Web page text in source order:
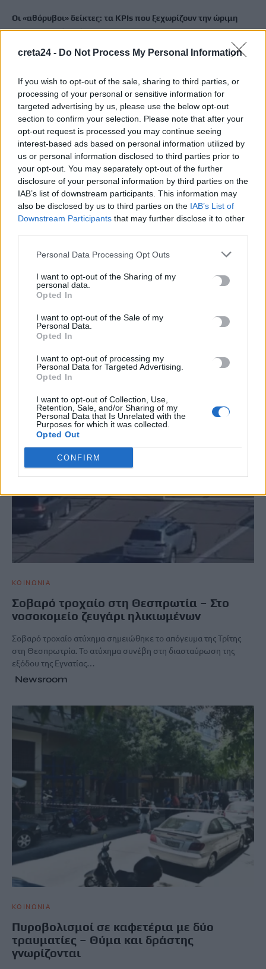
creta24 - Do Not Process My Personal Information
If you wish to opt-out of the sale, sharing to third parties, or
processing of your personal or sensitive information for
targeted advertising by us, please use the below opt-out
section to confirm your selection. Please note that after your
opt-out request is processed you may continue seeing
interest-based ads based on personal information utilized by
us or personal information disclosed to third parties prior to
your opt-out. You may separately opt-out of the further
disclosure of your personal information by third parties on the
IAB’s list of downstream participants. This information may
also be disclosed by us to third parties on the IAB’s List of
Downstream Participants that may further disclose it to other
Personal Data Processing Opt Outs
I want to opt-out of the Sharing of my
personal data.
Opted In
I want to opt-out of the Sale of my
Personal Data.
Opted In
I want to opt-out of processing my
Personal Data for Targeted Advertising.
Opted In
I want to opt-out of Collection, Use,
Retention, Sale, and/or Sharing of my
Personal Data that Is Unrelated with the
Purposes for which it was collected.
Opted Out
CONFIRM
Οι «αθόρυβοι» δείκτες: τα KPIs που ξεχωρίζουν την ώριμη
ξενοδοχειακή διοίκηση
Πινακίδες κυκλοφορίας με λίγα κλικ: Τι αλλάζει σε
παραγγελία, πληρωμή και έκδοση
9 Αυγούστου, 2026
Στο Ηράκλειο, σήμερα, για τον ΟΦΗ ο Λορέντζο Ντίκμαν
9 Αυγούστου, 2026
Ρέθυμνο: Άγριος ξυλοδαρμός 51χρονου Βρετανού στο λιμάνι –
Πέντε συλλήψεις
9 Αυγούστου, 2026
ΠΝΙΓΜΟΣ #ΠΑΡΟΣ ΕΚΛΕΙΨΗ ΗΛΙΟΥ
ΣΧΕΤΙΚΆ ΆΡΘΡΑ
ΚΟΙΝΩΝΙΑ
Σοβαρό τροχαίο στη Θεσπρωτία – Στο
νοσοκομείο ζευγάρι ηλικιωμένων
Σοβαρό τροχαίο ατύχημα σημειώθηκε το απόγευμα της Τρίτης
στη Θεσπρωτρία. Το ατύχημα συνέβη στη διασταύρωση της
εξόδου της Εγνατίας…
Newsroom
ΚΟΙΝΩΝΙΑ
Πυροβολισμοί σε καφετέρια με δύο
τραυματίες – Θύμα και δράστης
γνωρίζονται